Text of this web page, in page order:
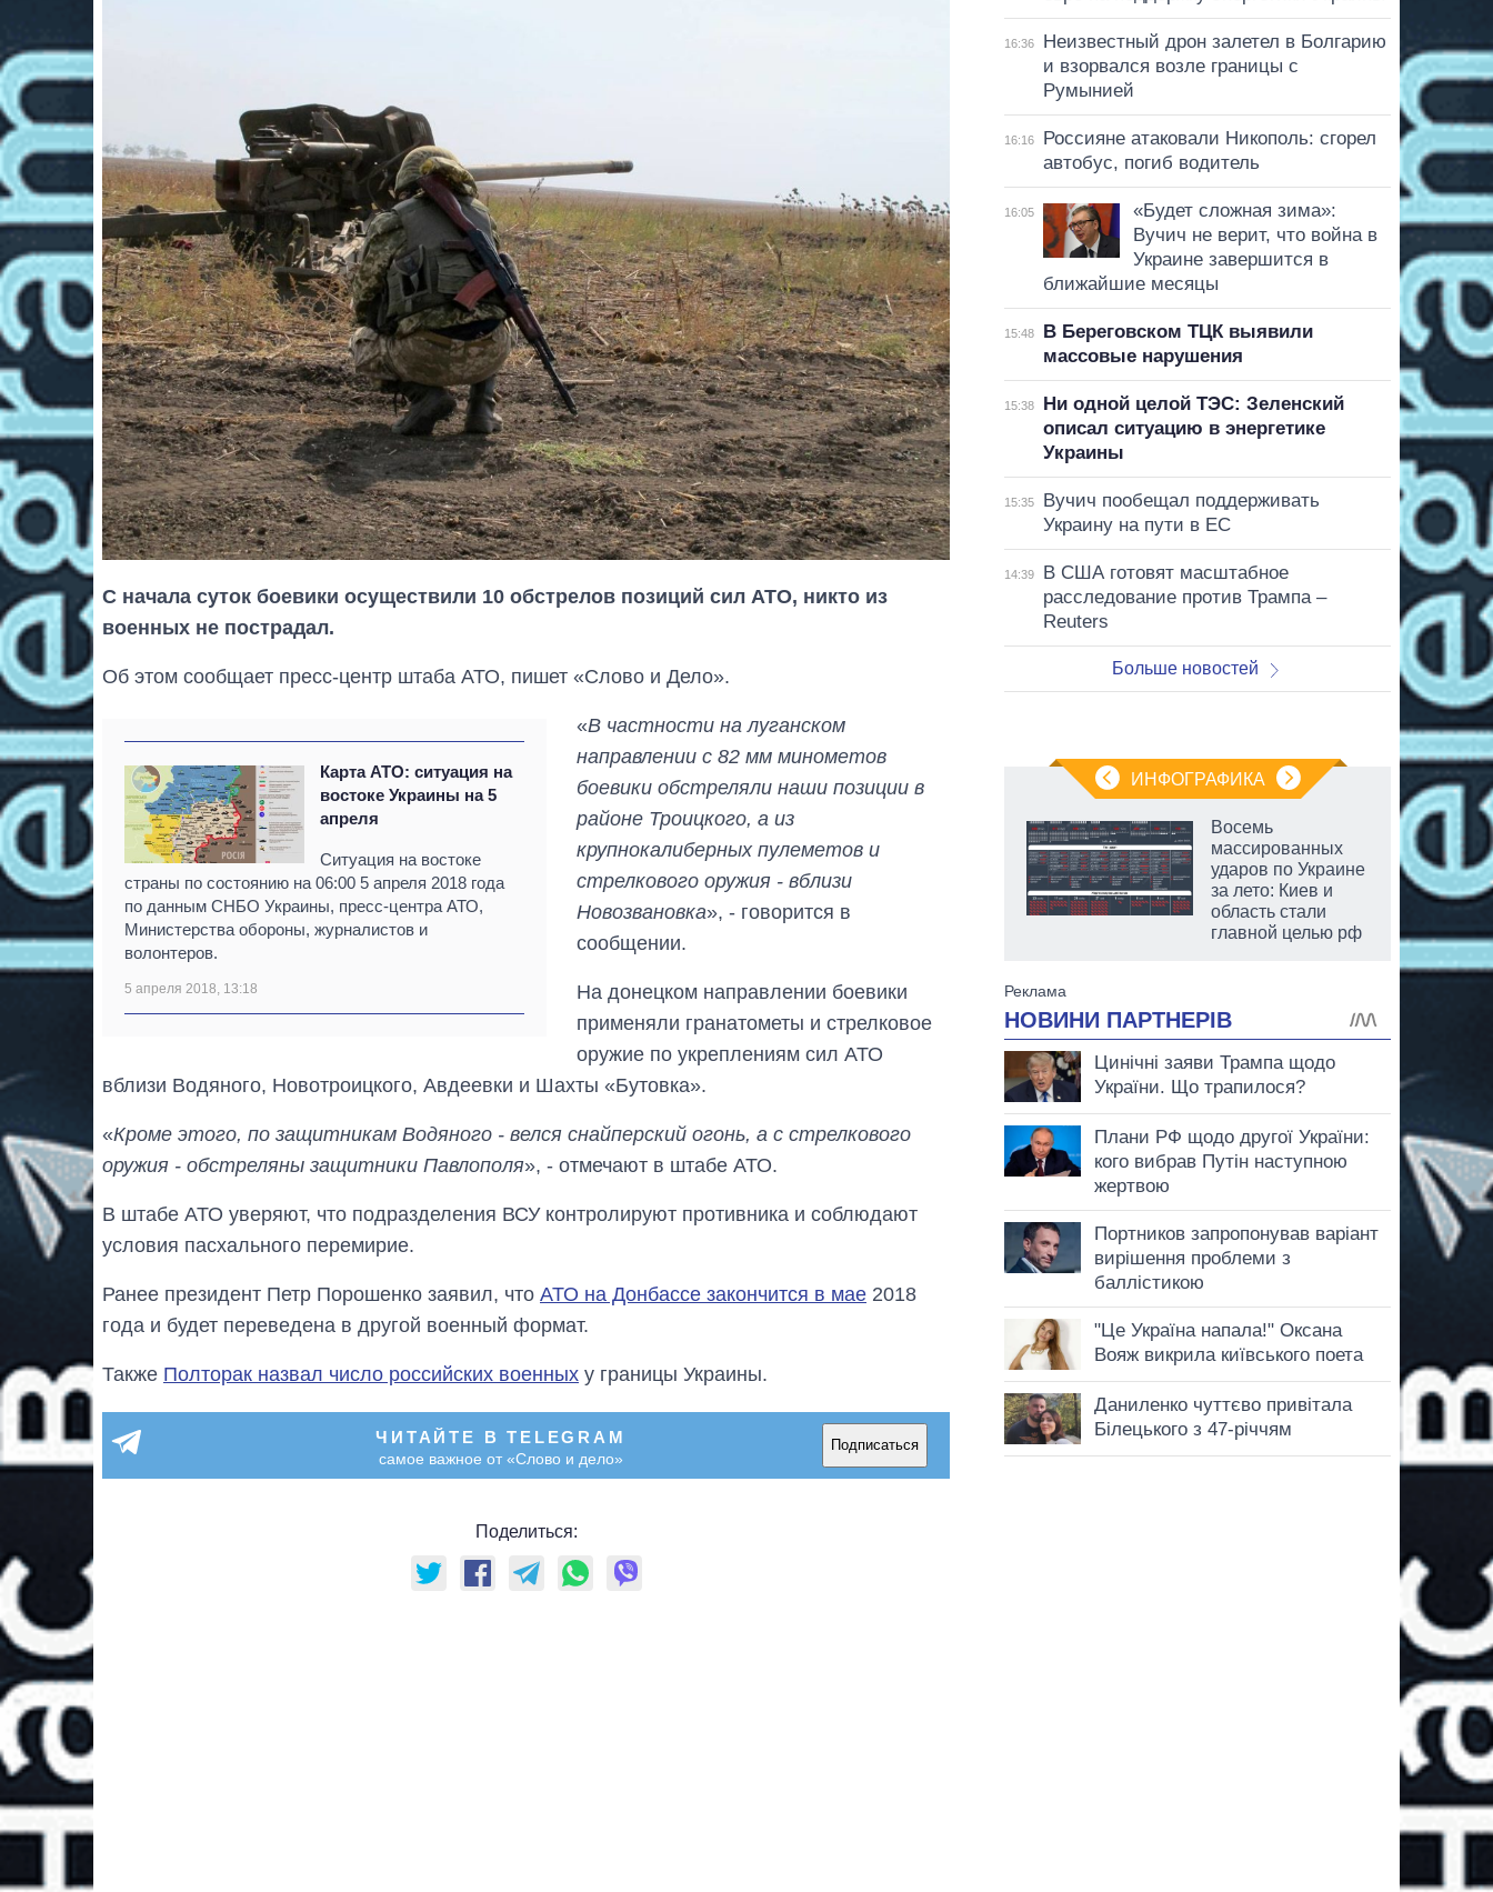
С начала суток боевики осуществили 10 обстрелов позиций сил АТО, никто из
военных не пострадал.
Об этом сообщает пресс-центр штаба АТО, пишет «Слово и Дело».
Карта АТО: ситуация на
востоке Украины на 5
апреля
Ситуация на востоке
страны по состоянию на 06:00 5 апреля 2018 года
по данным СНБО Украины, пресс-центра АТО,
Министерства обороны, журналистов и
волонтеров.
5 апреля 2018, 13:18
«В частности на луганском
направлении с 82 мм минометов
боевики обстреляли наши позиции в
районе Троицкого, а из
крупнокалиберных пулеметов и
стрелкового оружия - вблизи
Новозвановка», - говорится в
сообщении.
На донецком направлении боевики
применяли гранатометы и стрелковое
оружие по укреплениям сил АТО
вблизи Водяного, Новотроицкого, Авдеевки и Шахты «Бутовка».
«Кроме этого, по защитникам Водяного - велся снайперский огонь, а с стрелкового
оружия - обстреляны защитники Павлополя», - отмечают в штабе АТО.
В штабе АТО уверяют, что подразделения ВСУ контролируют противника и соблюдают
условия пасхального перемирие.
Ранее президент Петр Порошенко заявил, что АТО на Донбассе закончится в мае 2018
года и будет переведена в другой военный формат.
Также Полторак назвал число российских военных у границы Украины.
ЧИТАЙТЕ В TELEGRAM
самое важное от «Слово и дело»
Подписаться
Поделиться:
16:36
Неизвестный дрон залетел в Болгарию
и взорвался возле границы с
Румынией
16:16
Россияне атаковали Никополь: сгорел
автобус, погиб водитель
16:05
«Будет сложная зима»:
Вучич не верит, что война в
Украине завершится в
ближайшие месяцы
15:48
В Береговском ТЦК выявили
массовые нарушения
15:38
Ни одной целой ТЭС: Зеленский
описал ситуацию в энергетике
Украины
15:35
Вучич пообещал поддерживать
Украину на пути в ЕС
14:39
В США готовят масштабное
расследование против Трампа –
Reuters
Больше новостей
ИНФОГРАФИКА
изменилось
поступающих в
бакалавриат,
аспирантуру
Восемь
массированных
ударов по Украине
за лето: Киев и
область стали
главной целью рф